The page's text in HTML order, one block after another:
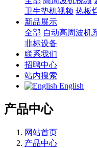
卫生垫机视频 热板
新品展示
全部 自动高周波机
非标设备
联系我们
招聘中心
站内搜索
English
产品中心
网站首页
产品中心